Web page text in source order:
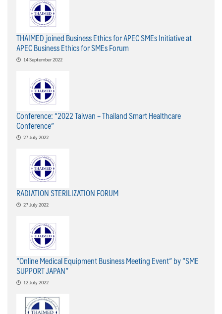
THAIMED joined Business Ethics for APEC SMEs Initiative at
APEC Business Ethics for SMEs Forum
14 September 2022
Conference: “2022 Taiwan – Thailand Smart Healthcare
Conference”
27 July 2022
RADIATION STERILIZATION FORUM
27 July 2022
“Online Medical Equipment Business Meeting Event” by “SME
SUPPORT JAPAN”
12 July 2022